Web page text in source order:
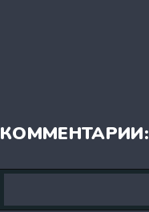
КОММЕНТАРИИ: